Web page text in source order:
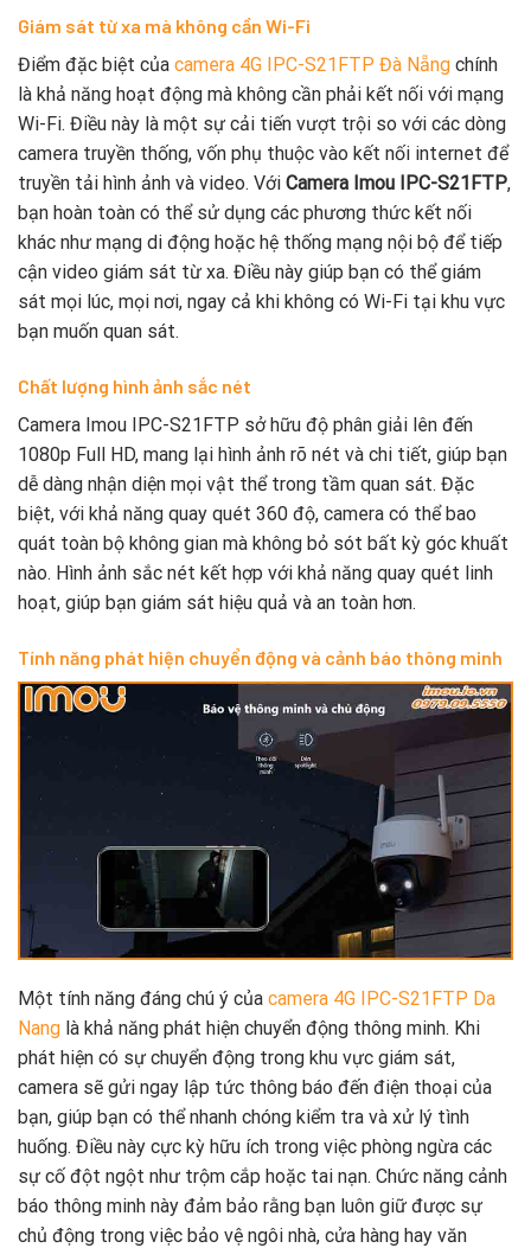
Giám sát từ xa mà không cần Wi-Fi
Điểm đặc biệt của camera 4G IPC-S21FTP Đà Nẵng chính
là khả năng hoạt động mà không cần phải kết nối với mạng
Wi-Fi. Điều này là một sự cải tiến vượt trội so với các dòng
camera truyền thống, vốn phụ thuộc vào kết nối internet để
truyền tải hình ảnh và video. Với Camera Imou IPC-S21FTP,
bạn hoàn toàn có thể sử dụng các phương thức kết nối
khác như mạng di động hoặc hệ thống mạng nội bộ để tiếp
cận video giám sát từ xa. Điều này giúp bạn có thể giám
sát mọi lúc, mọi nơi, ngay cả khi không có Wi-Fi tại khu vực
bạn muốn quan sát.
Chất lượng hình ảnh sắc nét
Camera Imou IPC-S21FTP sở hữu độ phân giải lên đến
1080p Full HD, mang lại hình ảnh rõ nét và chi tiết, giúp bạn
dễ dàng nhận diện mọi vật thể trong tầm quan sát. Đặc
biệt, với khả năng quay quét 360 độ, camera có thể bao
quát toàn bộ không gian mà không bỏ sót bất kỳ góc khuất
nào. Hình ảnh sắc nét kết hợp với khả năng quay quét linh
hoạt, giúp bạn giám sát hiệu quả và an toàn hơn.
Tính năng phát hiện chuyển động và cảnh báo thông minh
Một tính năng đáng chú ý của camera 4G IPC-S21FTP Da
Nang là khả năng phát hiện chuyển động thông minh. Khi
phát hiện có sự chuyển động trong khu vực giám sát,
camera sẽ gửi ngay lập tức thông báo đến điện thoại của
bạn, giúp bạn có thể nhanh chóng kiểm tra và xử lý tình
huống. Điều này cực kỳ hữu ích trong việc phòng ngừa các
sự cố đột ngột như trộm cắp hoặc tai nạn. Chức năng cảnh
báo thông minh này đảm bảo rằng bạn luôn giữ được sự
chủ động trong việc bảo vệ ngôi nhà, cửa hàng hay văn